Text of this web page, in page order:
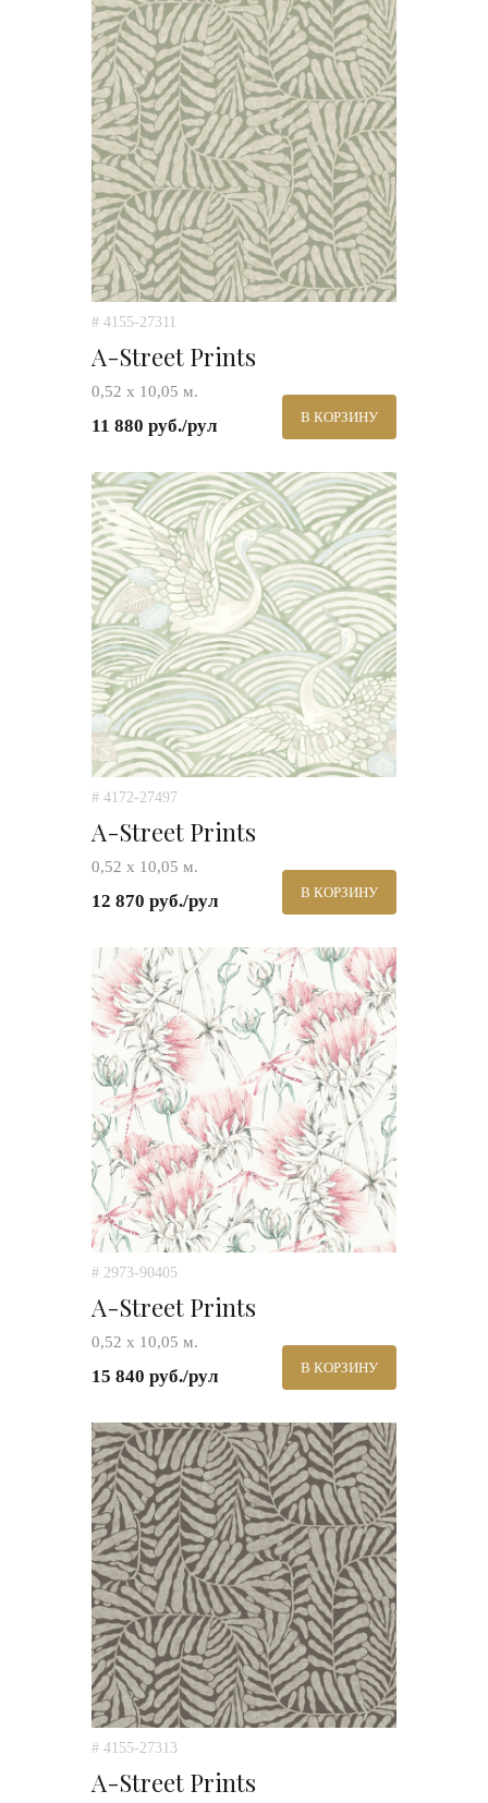
# 4155-27311
A-Street Prints
0,52 х 10,05 м.
11 880 руб./рул В КОРЗИНУ
# 4172-27497
A-Street Prints
0,52 х 10,05 м.
12 870 руб./рул В КОРЗИНУ
# 2973-90405
A-Street Prints
0,52 х 10,05 м.
15 840 руб./рул В КОРЗИНУ
# 4155-27313
A-Street Prints